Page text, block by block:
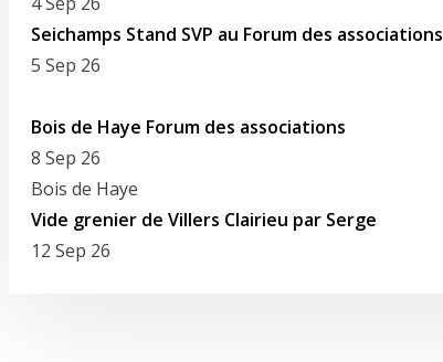
Seichamps Stand SVP au Forum des associations
5 Sep 26
Bois de Haye Forum des associations
8 Sep 26
Bois de Haye
Vide grenier de Villers Clairieu par Serge
12 Sep 26